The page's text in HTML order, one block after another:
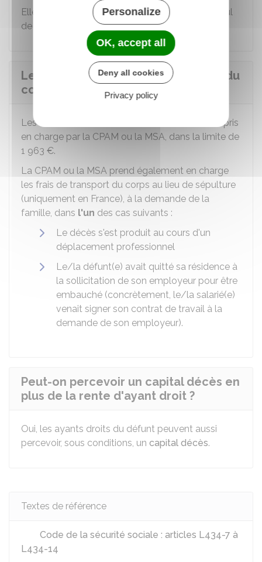
Elles ne sont pas prises en compte dans le calcul
de l'impôt sur le revenu.
Les frais funéraires et de transport du
corps sont-ils pris en charge ?
Les frais funéraires de la victime décédée sont pris
en charge par la CPAM ou la MSA, dans la limite de
1 963 €.
La CPAM ou la MSA prend également en charge
les frais de transport du corps au lieu de sépulture
(uniquement en France), à la demande de la
famille, dans l'un des cas suivants :
Le décès s'est produit au cours d'un
déplacement professionnel
Le/la défunt(e) avait quitté sa résidence à
la sollicitation de son employeur pour être
embauché (concrètement, le/la salarié(e)
venait signer son contrat de travail à la
demande de son employeur).
Peut-on percevoir un capital décès en
plus de la rente d'ayant droit ?
Oui, les ayants droits du défunt peuvent aussi
percevoir, sous conditions, un capital décès.
Textes de référence
Code de la sécurité sociale : articles L434-7 à
L434-14
Personalize
OK, accept all
Deny all cookies
Privacy policy